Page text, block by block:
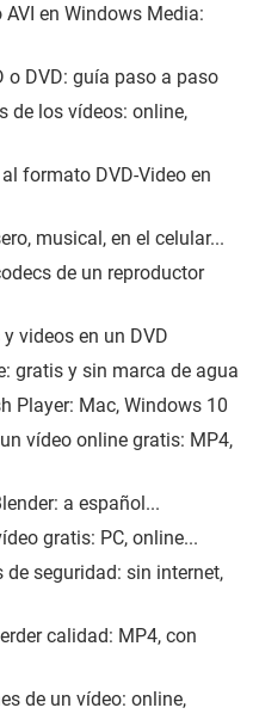
en Windows Media:
o DVD: guía paso a paso
de los vídeos: online,
formato DVD-Video en
musical, en el celular...
de un reproductor
videos en un DVD
gratis y sin marca de agua
Player: Mac, Windows 10
vídeo online gratis: MP4,
a español...
gratis: PC, online...
seguridad: sin internet,
calidad: MP4, con
de un vídeo: online,